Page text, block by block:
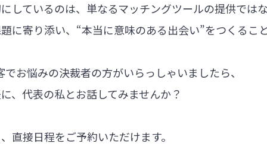
しているのは、単なるマッチングツールの提供では
に寄り添い、“本当に意味のある出会い”をつくるこ
お悩みの決裁者の方がいらっしゃいましたら、
、代表の私とお話してみませんか？
直接日程をご予約いただけます。